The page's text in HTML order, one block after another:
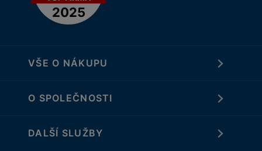
VŠE O NÁKUPU
O SPOLEČNOSTI
DALŠÍ SLUŽBY